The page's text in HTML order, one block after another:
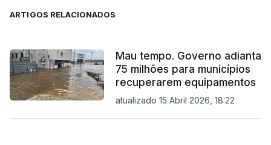
ARTIGOS RELACIONADOS
Mau tempo. Governo adianta
75 milhões para municípios
recuperarem equipamentos
atualizado 15 Abril 2026, 18:22